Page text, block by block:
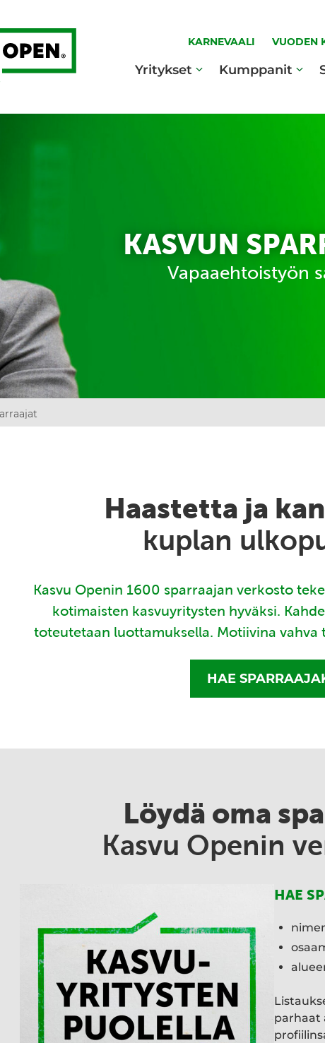
KARNEVAALI VUODEN
Yritykset Kumppanit
KASVUN
Vapaaehtoistyön
Haastetta ja
kuplan
Kasvu Openin 1600 sparraajan verkosto
kotimaisten kasvuyritysten hyväksi.
toteutetaan luottamuksella. Motiivina vahva
HAE
Löydä oma
Kasvu Openin
HAE
parhaat